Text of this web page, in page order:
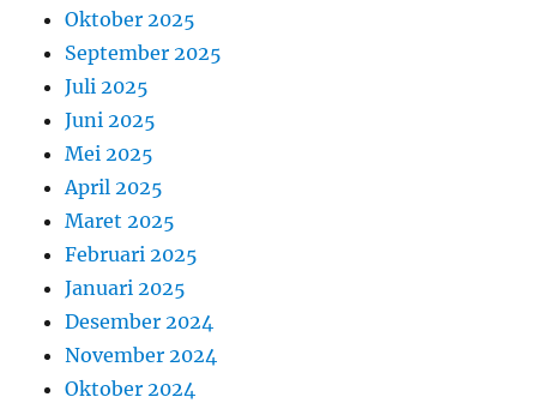
Oktober 2025
September 2025
Juli 2025
Juni 2025
Mei 2025
April 2025
Maret 2025
Februari 2025
Januari 2025
Desember 2024
November 2024
Oktober 2024